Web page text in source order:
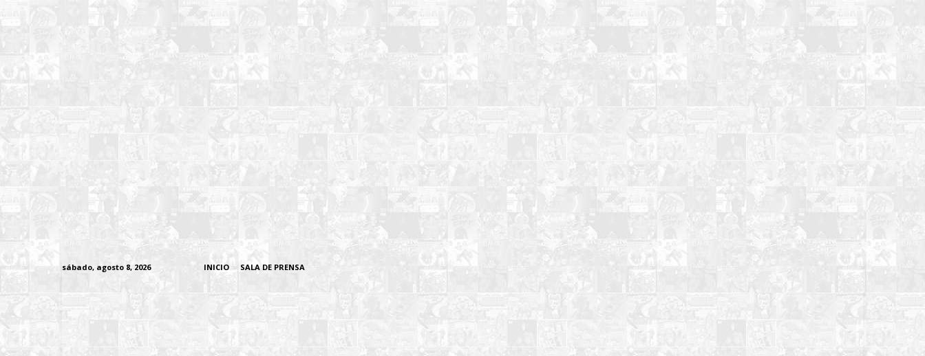
sábado, agosto 8, 2026 INICIO SALA DE PRENSA